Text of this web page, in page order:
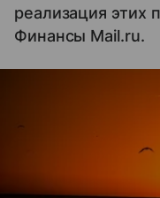
реализация этих
Финансы Mail.ru.